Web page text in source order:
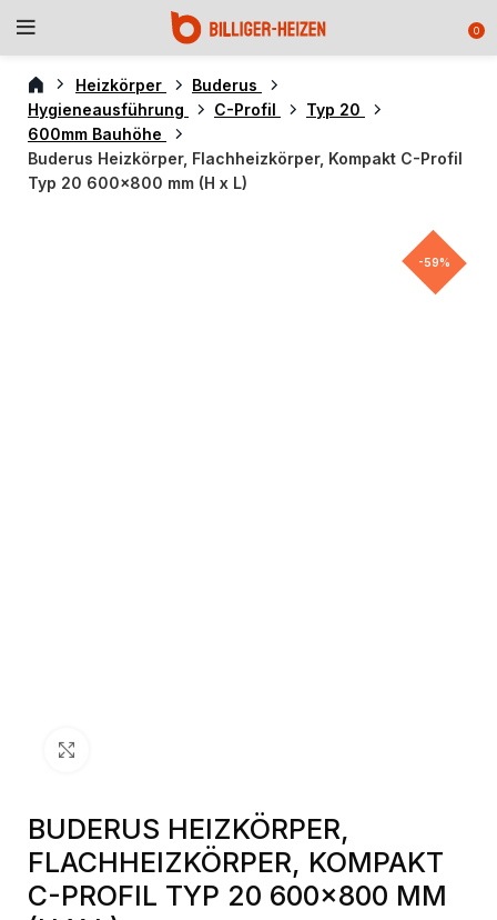
0
Heizkörper
Buderus
Hygieneausführung
C-Profil
Typ 20
600mm Bauhöhe
Buderus Heizkörper, Flachheizkörper, Kompakt C-Profil
Typ 20 600×800 mm (H x L)
-59%
BUDERUS HEIZKÖRPER,
FLACHHEIZKÖRPER, KOMPAKT
C-PROFIL TYP 20 600×800 MM